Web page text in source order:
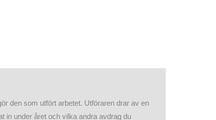
den som utfört arbetet. Utföraren drar av en
in under året och vilka andra avdrag du